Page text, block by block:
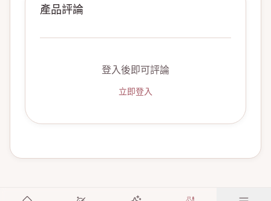
產品評論
登入後即可評論
立即登入